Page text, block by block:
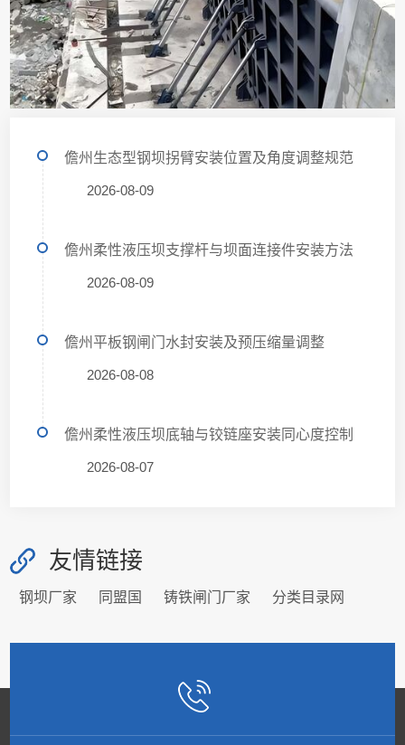
儋州生态型钢坝拐臂安装位置及角度调整规范
2026-08-09
儋州柔性液压坝支撑杆与坝面连接件安装方法
2026-08-09
儋州平板钢闸门水封安装及预压缩量调整
2026-08-08
儋州柔性液压坝底轴与铰链座安装同心度控制
2026-08-07
友情链接
钢坝厂家 同盟国 铸铁闸门厂家 分类目录网